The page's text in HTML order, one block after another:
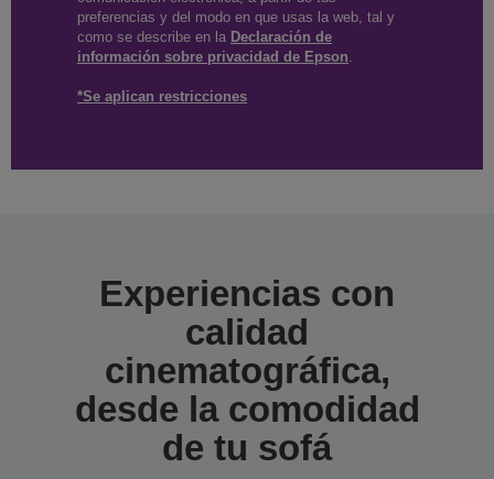
preferencias y del modo en que usas la web, tal y
como se describe en la Declaración de
información sobre privacidad de Epson
*Se aplican restricciones
Experiencias con
calidad
cinematográfica,
desde la comodidad
de tu sofá